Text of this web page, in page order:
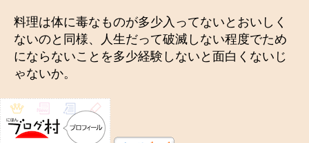
料理は体に毒なものが多少入ってないとおいしく
ないのと同様、人生だって破滅しない程度でため
にならないことを多少経験しないと面白くないじ
ゃないか。